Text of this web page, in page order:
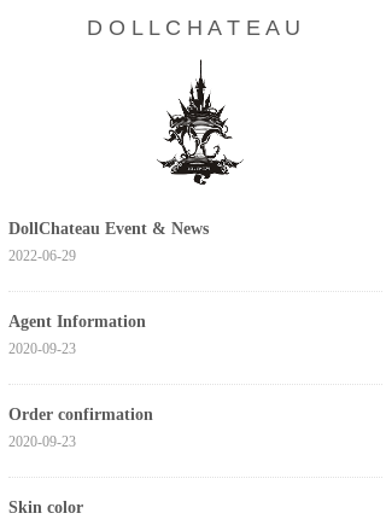
D O L L C H A T E A U
DollChateau Event & News
2022-06-29
Agent Information
2020-09-23
Order confirmation
2020-09-23
Skin color